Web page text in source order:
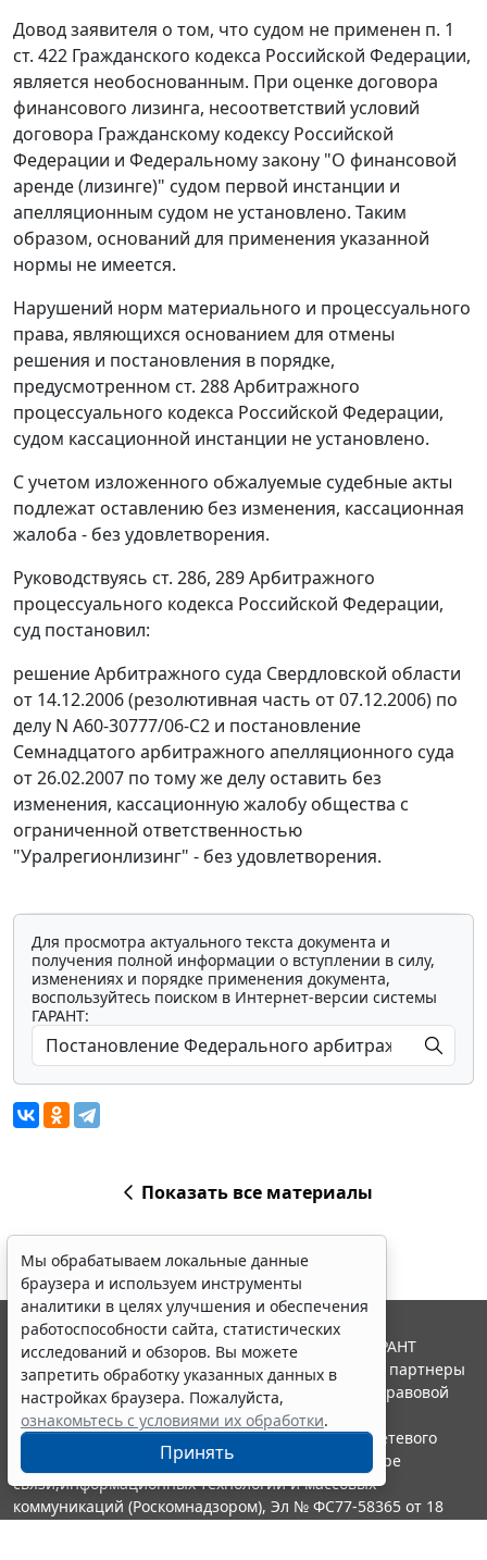
Довод заявителя о том, что судом не применен п. 1
ст. 422 Гражданского кодекса Российской Федерации,
является необоснованным. При оценке договора
финансового лизинга, несоответствий условий
договора Гражданскому кодексу Российской
Федерации и Федеральному закону "О финансовой
аренде (лизинге)" судом первой инстанции и
апелляционным судом не установлено. Таким
образом, оснований для применения указанной
нормы не имеется.
Нарушений норм материального и процессуального
права, являющихся основанием для отмены
решения и постановления в порядке,
предусмотренном ст. 288Арбитражного
процессуального кодекса Российской Федерации,
судом кассационной инстанции не установлено.
С учетом изложенного обжалуемые судебные акты
подлежат оставлению без изменения, кассационная
жалоба - без удовлетворения.
Руководствуясь ст. 286, 289Арбитражного
процессуального кодекса Российской Федерации,
суд постановил:
решение Арбитражного суда Свердловской области
от 14.12.2006 (резолютивная часть от 07.12.2006) по
делу N А60-30777/06-С2 и постановление
Семнадцатого арбитражного апелляционного суда
от 26.02.2007 по тому же делу оставить без
изменения, кассационную жалобу общества с
ограниченной ответственностью
"Уралрегионлизинг" - без удовлетворения.
Для просмотра актуального текста документа и
получения полной информации о вступлении в силу,
изменениях и порядке применения документа,
воспользуйтесь поиском в Интернет-версии системы
ГАРАНТ:
Показать все материалы
Мы обрабатываем локальные данные
браузера и используем инструменты
аналитики в целях улучшения и обеспечения
работоспособности сайта, статистических
исследований и обзоров. Вы можете
запретить обработку указанных данных в
настройках браузера. Пожалуйста,
ознакомьтесь с условиями их обработки.
Принять
© ООО "НПП "ГАРАНТ-СЕРВИС", 2026. Система ГАРАНТ
выпускается с 1990 года. Компания "Гарант" и ее партнеры
являются участниками Российской ассоциации правовой
информации ГАРАНТ.
Портал ГАРАНТ.РУ зарегистрирован в качестве сетевого
издания Федеральной службой по надзору в сфере
связи,информационных технологий и массовых
коммуникаций (Роскомнадзором), Эл № ФС77-58365 от 18